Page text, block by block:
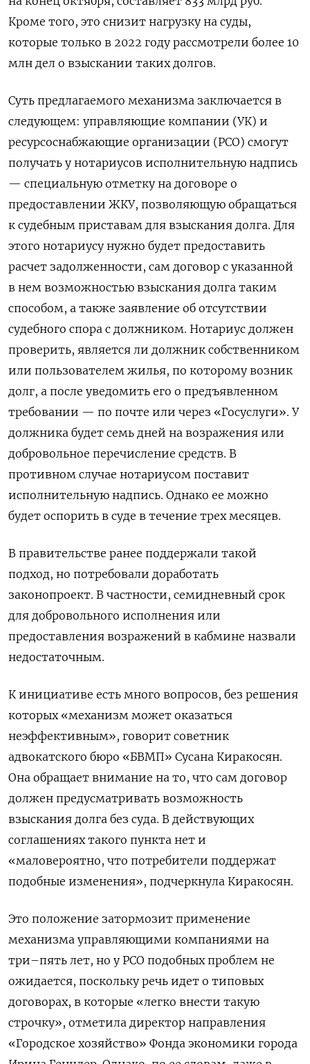
Кроме того, это снизит нагрузку на суды,
которые только в 2022 году рассмотрели более 10
млн дел о взыскании таких долгов.
Суть предлагаемого механизма заключается в
следующем: управляющие компании (УК) и
ресурсоснабжающие организации (РСО) смогут
получать у нотариусов исполнительную надпись
— специальную отметку на договоре о
предоставлении ЖКУ, позволяющую обращаться
к судебным приставам для взыскания долга. Для
этого нотариусу нужно будет предоставить
расчет задолженности, сам договор с указанной
в нем возможностью взыскания долга таким
способом, а также заявление об отсутствии
судебного спора с должником. Нотариус должен
проверить, является ли должник собственником
или пользователем жилья, по которому возник
долг, а после уведомить его о предъявленном
требовании — по почте или через «Госуслуги». У
должника будет семь дней на возражения или
добровольное перечисление средств. В
противном случае нотариусом поставит
исполнительную надпись. Однако ее можно
будет оспорить в суде в течение трех месяцев.
В правительстве ранее поддержали такой
подход, но потребовали доработать
законопроект. В частности, семидневный срок
для добровольного исполнения или
предоставления возражений в кабмине назвали
недостаточным.
К инициативе есть много вопросов, без решения
которых «механизм может оказаться
неэффективным», говорит советник
адвокатского бюро «БВМП» Сусана Киракосян.
Она обращает внимание на то, что сам договор
должен предусматривать возможность
взыскания долга без суда. В действующих
соглашениях такого пункта нет и
«маловероятно, что потребители поддержат
подобные изменения», подчеркнула Киракосян.
Это положение затормозит применение
механизма управляющими компаниями на
три–пять лет, но у РСО подобных проблем не
ожидается, поскольку речь идет о типовых
договорах, в которые «легко внести такую
строчку», отметила директор направления
«Городское хозяйство» Фонда экономики города